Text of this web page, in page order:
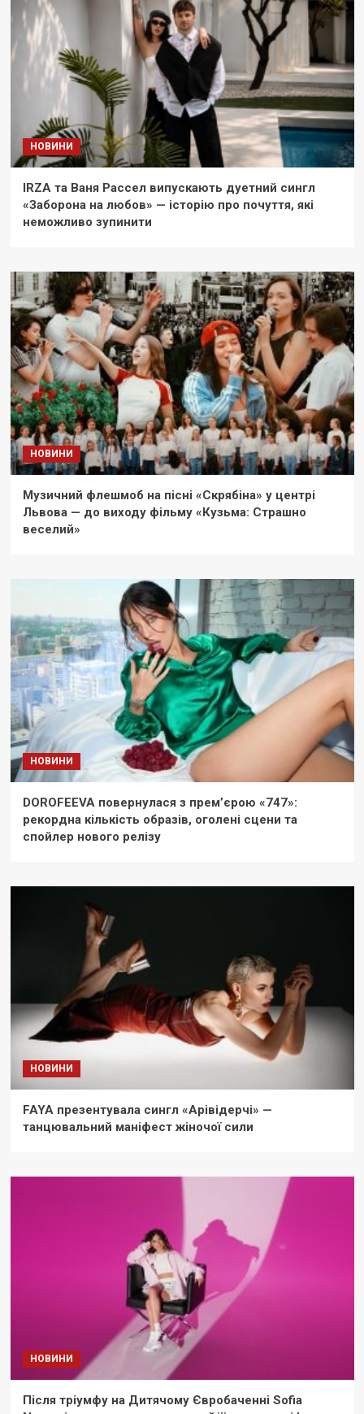
НОВИНИ
IRZA та Ваня Рассел випускають дуетний сингл
«Заборона на любов» — історію про почуття, які
неможливо зупинити
НОВИНИ
Музичний флешмоб на пісні «Скрябіна» у центрі
Львова — до виходу фільму «Кузьма: Страшно
веселий»
НОВИНИ
DOROFEEVA повернулася з прем’єрою «747»:
рекордна кількість образів, оголені сцени та
спойлер нового релізу
НОВИНИ
FAYA презентувала сингл «Арівідерчі» —
танцювальний маніфест жіночої сили
НОВИНИ
Після тріумфу на Дитячому Євробаченні Sofia